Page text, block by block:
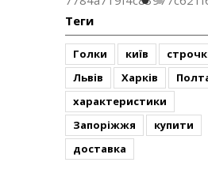
Теги
Голки київ
Львів
Харків
характеристики
Запоріжжя
купити
доставка